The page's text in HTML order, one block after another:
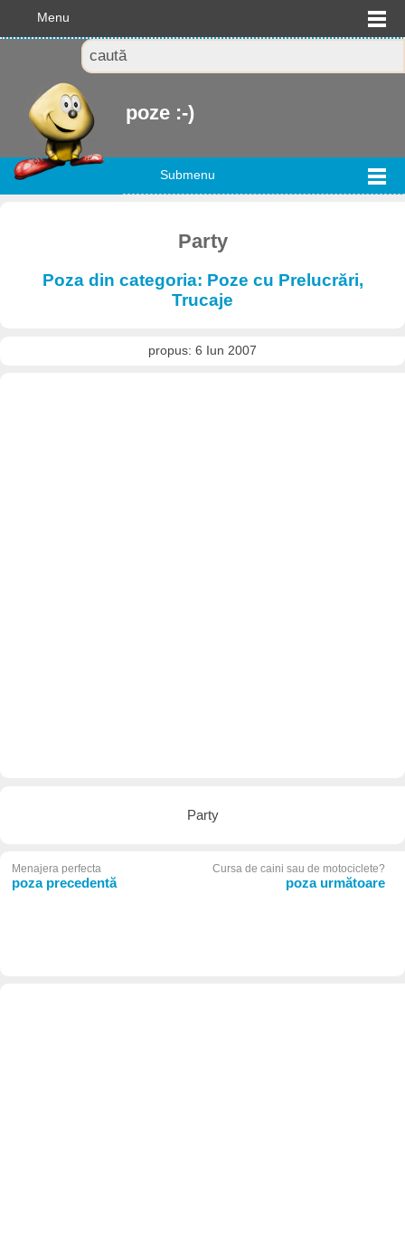
Menu
poze :-)
Submenu
Party
Poza din categoria: Poze cu Prelucrări,
Trucaje
propus: 6 Iun 2007
Party
Menajera perfecta
poza precedentă
Cursa de caini sau de motociclete?
poza următoare